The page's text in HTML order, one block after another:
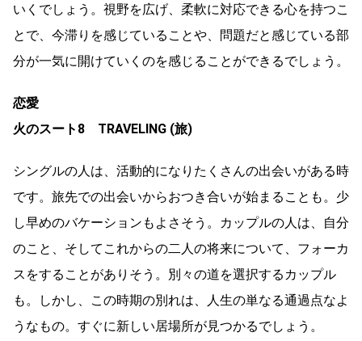
いくでしょう。視野を広げ、柔軟に対応できる心を持つこ
とで、今滞りを感じていることや、問題だと感じている部
分が一気に開けていくのを感じることができるでしょう。
恋愛
火のスート8 TRAVELING (旅)
シングルの人は、活動的になりたくさんの出会いがある時
です。旅先での出会いからおつき合いが始まることも。少
し早めのバケーションもよさそう。カップルの人は、自分
のこと、そしてこれからの二人の将来について、フォーカ
スをすることがありそう。別々の道を選択するカップル
も。しかし、この時期の別れは、人生の単なる通過点なよ
うなもの。すぐに新しい居場所が見つかるでしょう。